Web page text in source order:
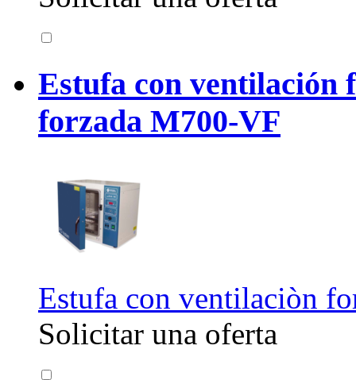
Estufa con ventilación
forzada M700-VF
Estufa con ventilaciòn
Solicitar una oferta